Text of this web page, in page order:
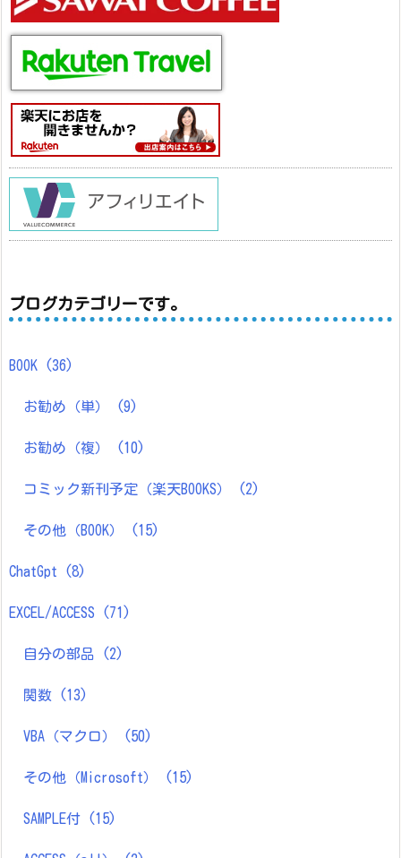
ブログカテゴリーです。
BOOK (36)
お勧め（単） (9)
お勧め（複） (10)
コミック新刊予定（楽天BOOKS） (2)
その他（BOOK） (15)
ChatGpt (8)
EXCEL/ACCESS (71)
自分の部品 (2)
関数 (13)
VBA（マクロ） (50)
その他（Microsoft） (15)
SAMPLE付 (15)